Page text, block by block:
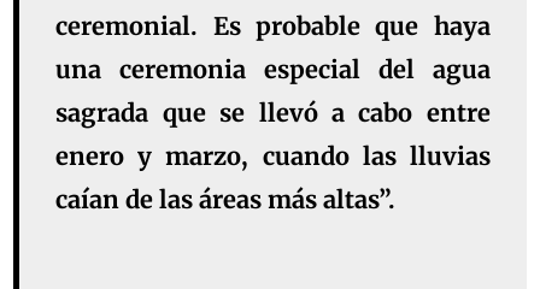
ceremonial. Es probable que haya
una ceremonia especial del agua
sagrada que se llevó a cabo entre
enero y marzo, cuando las lluvias
caían de las áreas más altas”.